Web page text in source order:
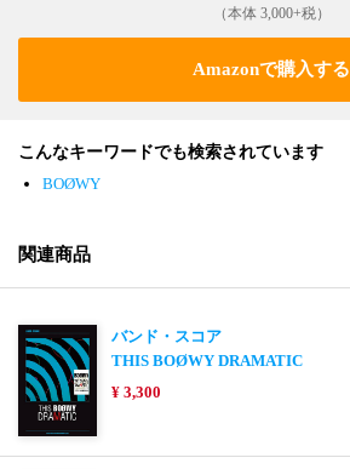
（本体 3,000+税）
Amazonで購入する
こんなキーワードでも検索されています
BOØWY
関連商品
バンド・スコア
THIS BOØWY DRAMATIC
¥ 3,300